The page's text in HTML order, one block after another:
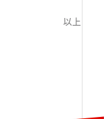
以上